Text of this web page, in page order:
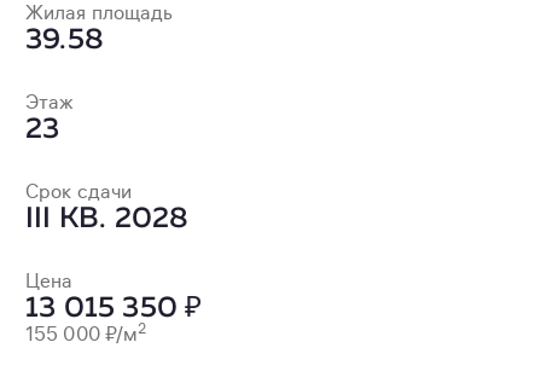
Жилая площадь
39.58
Этаж
23
Срок сдачи
III КВ. 2028
Цена
13 015 350 ₽
155 000 ₽/м2